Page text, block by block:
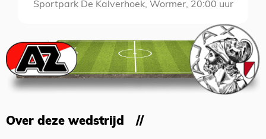
Sportpark De Kalverhoek, Wormer, 20:00 uur
Over deze wedstrijd